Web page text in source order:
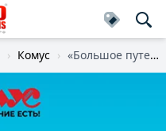
Комус «Большое путешествие»